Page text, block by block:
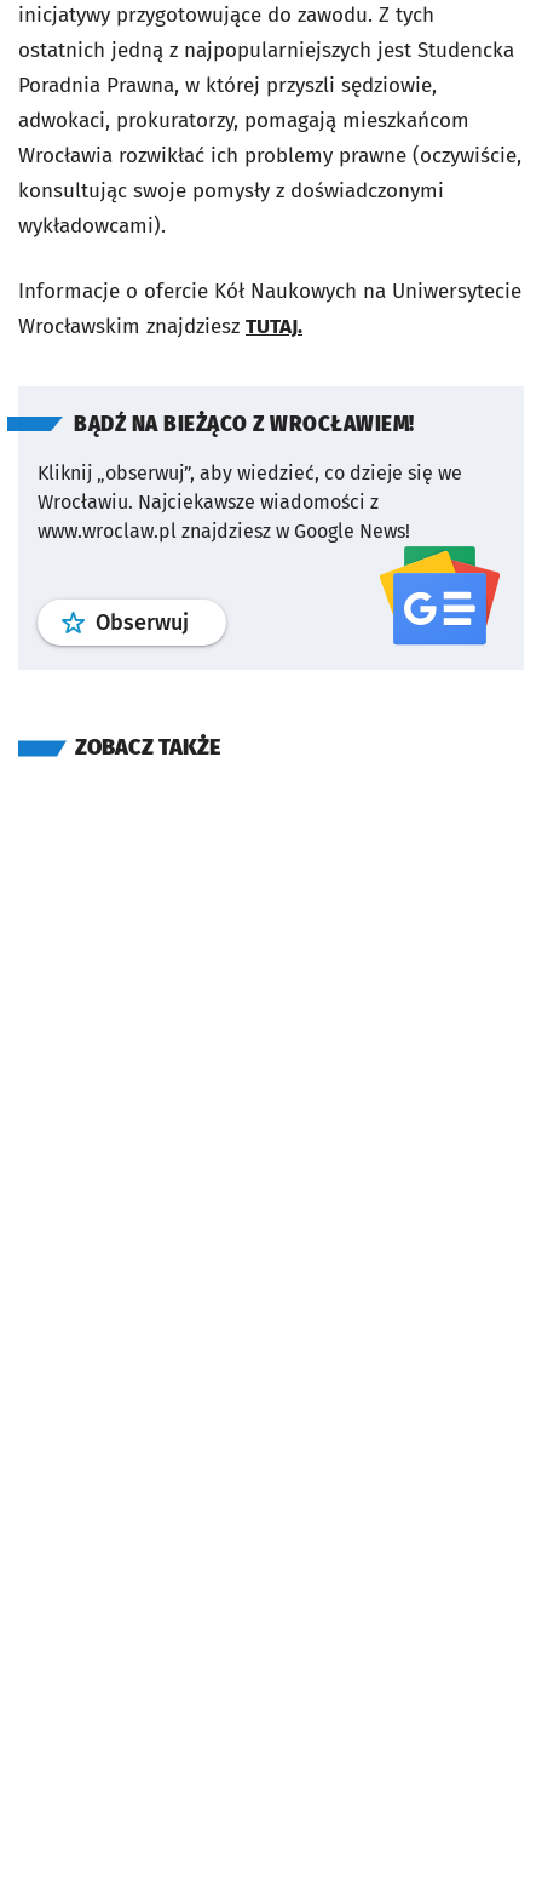
inicjatywy przygotowujące do zawodu. Z tych
ostatnich jedną z najpopularniejszych jest Studencka
Poradnia Prawna, w której przyszli sędziowie,
adwokaci, prokuratorzy, pomagają mieszkańcom
Wrocławia rozwikłać ich problemy prawne (oczywiście,
konsultując swoje pomysły z doświadczonymi
wykładowcami).
Informacje o ofercie Kół Naukowych na Uniwersytecie
Wrocławskim znajdziesz TUTAJ.
BĄDŹ NA BIEŻĄCO Z WROCŁAWIEM!
Kliknij „obserwuj”, aby wiedzieć, co dzieje się we
Wrocławiu. Najciekawsze wiadomości z
www.wroclaw.pl znajdziesz w Google News!
Obserwuj profil serwisu
ZOBACZ TAKŻE